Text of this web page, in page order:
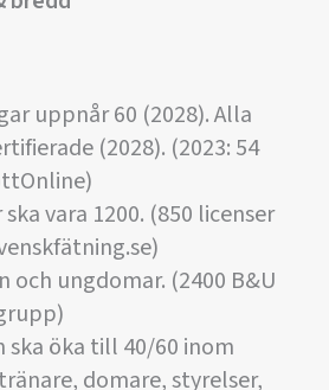
uppnår 60 (2028). Alla
(2028). (2023: 54
vara 1200. (850 licenser
och ungdomar. (2400 B&U
öka till 40/60 inom
domare, styrelser,